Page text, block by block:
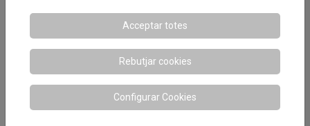
Plènum connexió múltiple
Acceptar totes
Rebutjar cookies
Configurar Cookies